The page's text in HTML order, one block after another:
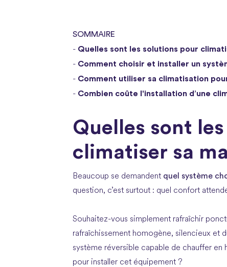
SOMMAIRE
- Quelles sont les solutions pour
- Comment choisir et installer un
- Comment utiliser sa climatisation
- Combien coûte l'installation d’une
Quelles sont
climatiser sa
Beaucoup se demandent quel système
question, c’est surtout : quel confort
Souhaitez-vous simplement rafraîchir
rafraîchissement homogène, silencieux et
système réversible capable de chauffer en
pour installer cet équipement ?